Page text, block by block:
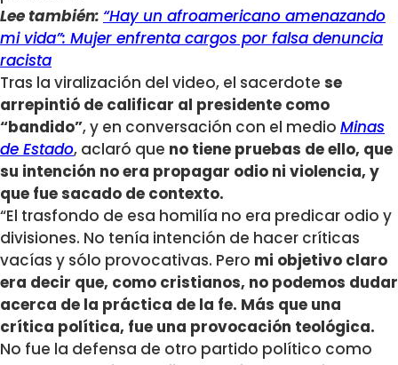
Lee también: “Hay un afroamericano amenazando
mi vida”: Mujer enfrenta cargos por falsa denuncia
racista
Tras la viralización del video, el sacerdote se
arrepintió de calificar al presidente como
“bandido”, y en conversación con el medio Minas
de Estado, aclaró que no tiene pruebas de ello, que
su intención no era propagar odio ni violencia, y
que fue sacado de contexto.
“El trasfondo de esa homilía no era predicar odio y
divisiones. No tenía intención de hacer críticas
vacías y sólo provocativas. Pero mi objetivo claro
era decir que, como cristianos, no podemos dudar
acerca de la práctica de la fe. Más que una
crítica política, fue una provocación teológica.
No fue la defensa de otro partido político como